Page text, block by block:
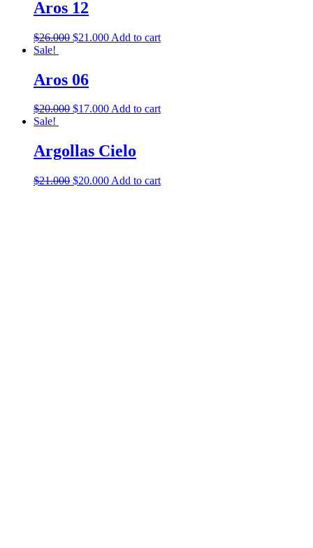
Aros 12
$26.000 $21.000 Add to cart
Sale!
Aros 06
$20.000 $17.000Add to cart
Sale!
Argollas Cielo
$21.000 $20.000 Add to cart